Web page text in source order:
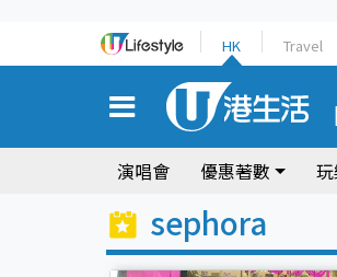
HK Travel
演唱會 優惠著數
sephora